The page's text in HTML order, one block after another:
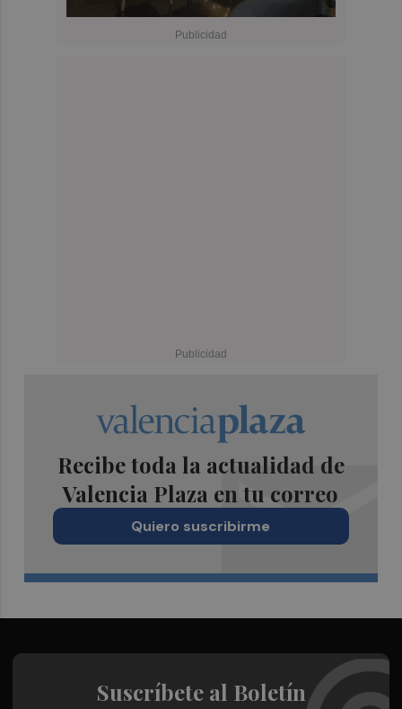
Recibe toda la actualidad de
Valencia Plaza en tu correo
Quiero suscribirme
Suscríbete al Boletín